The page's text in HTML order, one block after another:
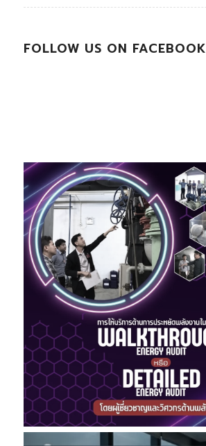
FOLLOW US ON FACEBOOK